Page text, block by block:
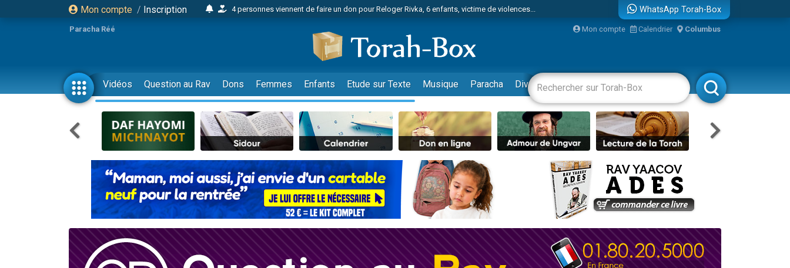
Mon compte / Inscription
4 personnes viennent de faire un don pour Reloger Rivka, 6 enfants, victime de violences...
17 personnes viennent de demander une bénédiction
4 personnes viennent de nous rejoindre sur WhatsApp
Il reste 49 places pour étudier en groupe sur Zoom
23 personnes viennent de faire un don pour Diane, 80 ans, dans un appartement insalubre
Eva vient de donner son Maasser
4 personnes viennent de nous rejoindre sur WhatsApp
3 personnes viennent de nous rejoindre sur WhatsApp
3 personnes viennent de faire un don pour 5 jours de vacances aux Orphelins
Odaya vient de donner son Maasser
2 personnes viennent de nous rejoindre sur WhatsApp
13 personnes viennent de demander une bénédiction
12 nouvelles musiques dans Torah-Box Music
30 personnes viennent de faire un don pour Sauvez la jambe de Yohan
WhatsApp Torah-Box
Paracha Réé Mon compte Calendrier Columbus
Vidéos Question au Rav Dons Femmes Enfants Etude sur Texte Musique Paracha Divertissements Livres Rabbanim